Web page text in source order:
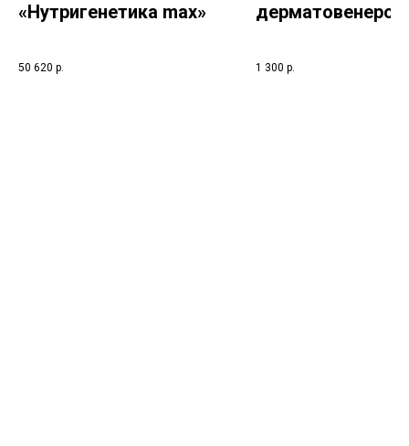
«Нутригенетика max»
50 620 р. 1 300 р.